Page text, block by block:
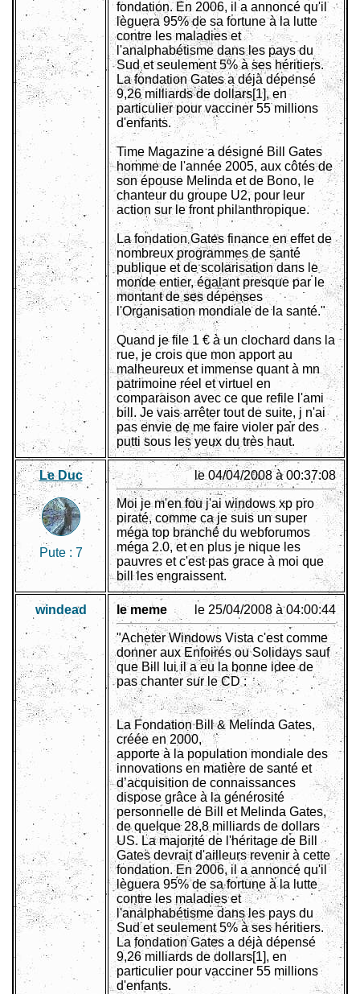
fondation. En 2006, il a annoncé qu'il
lèguera 95% de sa fortune à la lutte
contre les maladies et
l'analphabétisme dans les pays du
Sud et seulement 5% à ses héritiers.
La fondation Gates a déjà dépensé
9,26 milliards de dollars[1], en
particulier pour vacciner 55 millions
d'enfants.
Time Magazine a désigné Bill Gates
homme de l'année 2005, aux côtés de
son épouse Melinda et de Bono, le
chanteur du groupe U2, pour leur
action sur le front philanthropique.
La fondation Gates finance en effet de
nombreux programmes de santé
publique et de scolarisation dans le
monde entier, égalant presque par le
montant de ses dépenses
l'Organisation mondiale de la santé."
Quand je file 1 € à un clochard dans la
rue, je crois que mon apport au
malheureux et immense quant à mn
patrimoine réel et virtuel en
comparaison avec ce que refile l'ami
bill. Je vais arrêter tout de suite, j n'ai
pas envie de me faire violer par des
putti sous les yeux du très haut.
Le Duc
Pute : 7
le 04/04/2008 à 00:37:08
Moi je m'en fou j'ai windows xp pro
piraté, comme ca je suis un super
méga top branché du webforumos
méga 2.0, et en plus je nique les
pauvres et c'est pas grace à moi que
bill les engraissent.
windead le meme le 25/04/2008 à 04:00:44
"Acheter Windows Vista c'est comme
donner aux Enfoirés ou Solidays sauf
que Bill lui il a eu la bonne idee de
pas chanter sur le CD :
La Fondation Bill & Melinda Gates,
créée en 2000,
apporte à la population mondiale des
innovations en matière de santé et
d’acquisition de connaissances
dispose grâce à la générosité
personnelle de Bill et Melinda Gates,
de quelque 28,8 milliards de dollars
US. La majorité de l'héritage de Bill
Gates devrait d'ailleurs revenir à cette
fondation. En 2006, il a annoncé qu'il
lèguera 95% de sa fortune à la lutte
contre les maladies et
l'analphabétisme dans les pays du
Sud et seulement 5% à ses héritiers.
La fondation Gates a déjà dépensé
9,26 milliards de dollars[1], en
particulier pour vacciner 55 millions
d'enfants.